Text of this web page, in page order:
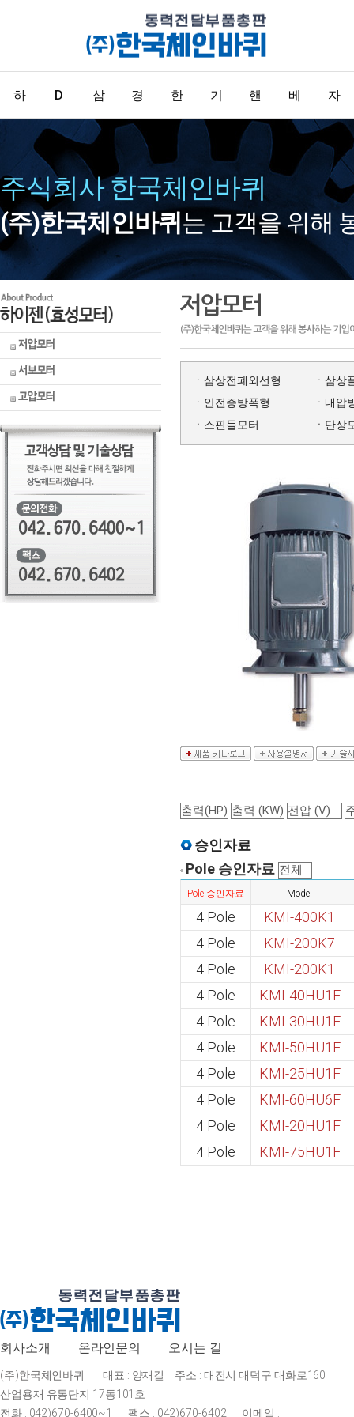
하
젠
(
효
성
모
터
저압모
서보모
터
고압모
D
M(
소
형
모
터
)
기법
인덕션
모터
리버서
브레이
크모터
클러치
브레이
크모터
2극모
터
토크모
스피드
콘트롤
모터
스피드
콘트롤
러
헬리크
로스감
속기
삼
양
감
속
기
모터
중실축
윔감속
기
멀티맥
스윔감
속기
윔감속
하이포
맥스
기어박
스
EL권상
기
달요소
도면자
경
창
캐
스
터
경하중
중하중
용
고하중
다용도
용
후드마
스터
한
체
인
체인
콘베어
체인
기
어
/
카
프
링
카프링
핸
/
손
잡
이
류
핸들/손
잡이류
베
베어링
자
동
화
시
스
템
빅이어
LM가이
드
스피드
가이드
SERO
볼스크
크류
주식회사 한국체인바퀴
(주)한국체인바퀴는 고객을 위해
ㆍ 삼상전폐외선형 ㆍ 삼상
ㆍ 안전증방폭형 ㆍ 내압
ㆍ 스핀들모터 ㆍ 단상
승인자료
Pole 승인자료
Pole 승인자료 Model
4 Pole KMI-400K1
4 Pole
KMI-200K7
4 Pole
KMI-200K1
4 Pole
KMI-40HU1F
4 Pole
KMI-30HU1F
4 Pole
KMI-50HU1F
4 Pole
KMI-25HU1F
4 Pole
KMI-60HU6F
4 Pole
KMI-20HU1F
4 Pole
KMI-75HU1F
회사소개 온라인문의 오시는 길
(주)한국체인바퀴 대표 : 양재길
주소 : 대전시 대덕구 대화로160
산업용재 유통단지 17동101호
전화 : 042)670-6400~1
팩스 : 042)670-6402 이메일 :